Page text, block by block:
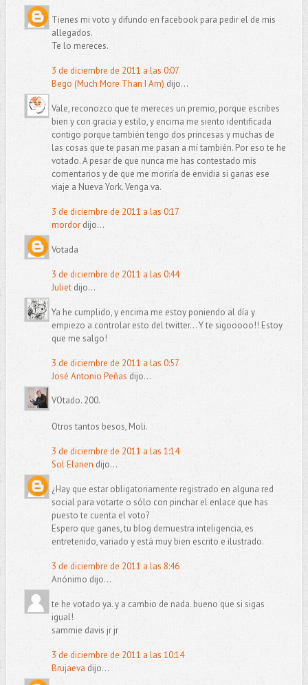
Tienes mi voto y difundo en facebook para pedir el de mis
allegados.
Te lo mereces.
3 de diciembre de 2011 a las 0:07
Bego (Much More Than I Am) dijo...
Vale, reconozco que te mereces un premio, porque escribes
bien y con gracia y estilo, y encima me siento identificada
contigo porque también tengo dos princesas y muchas de
las cosas que te pasan me pasan a mí también. Por eso te he
votado. A pesar de que nunca me has contestado mis
comentarios y de que me moriría de envidia si ganas ese
viaje a Nueva York. Venga va.
3 de diciembre de 2011 a las 0:17
mordordijo...
Votada
3 de diciembre de 2011 a las 0:44
Julietdijo...
Ya he cumplido, y encima me estoy poniendo al día y
empiezo a controlar esto del twitter... Y te sigooooo!! Estoy
que me salgo!
3 de diciembre de 2011 a las 0:57
José Antonio Peñas dijo...
VOtado. 200.
Otros tantos besos, Moli.
3 de diciembre de 2011 a las 1:14
Sol Elarien dijo...
¿Hay que estar obligatoriamente registrado en alguna red
social para votarte o sólo con pinchar el enlace que has
puesto te cuenta el voto?
Espero que ganes, tu blog demuestra inteligencia, es
entretenido, variado y está muy bien escrito e ilustrado.
3 de diciembre de 2011 a las 8:46
Anónimo dijo...
te he votado ya. y a cambio de nada. bueno que si sigas
igual!
sammie davis jr jr
3 de diciembre de 2011 a las 10:14
Brujaeva dijo...